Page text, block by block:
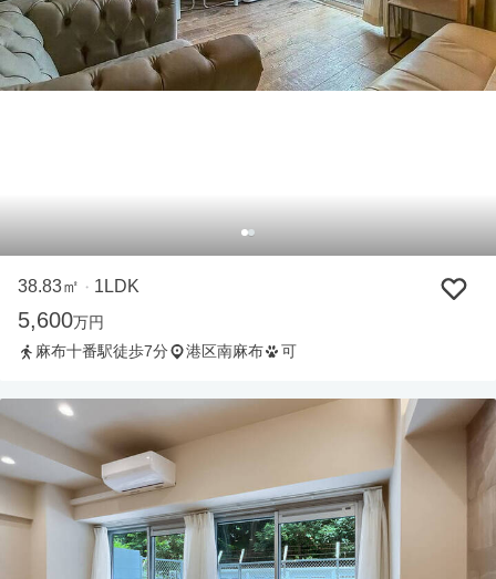
38.83㎡ ・ 1LDK
5,600万円
麻布十番駅徒歩7分
港区南麻布 可